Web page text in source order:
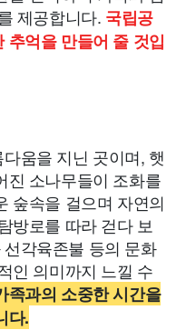
제공합니다. 국립공
추억을 만들어 줄 것입
움을 지닌 곳이며, 햇
진 소나무들이 조화를
숲속을 걸으며 자연의
방로를 따라 걷다 보
각육존불 등의 문화
인 의미까지 느낄 수
족과의 소중한 시간을
다.